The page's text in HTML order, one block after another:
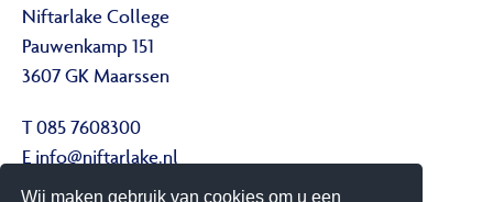
Wij maken gebruik van cookies om u een
Niftarlake College
Pauwenkamp 151
3607 GK Maarssen
T 085 7608300
Einfo@niftarlake.nl